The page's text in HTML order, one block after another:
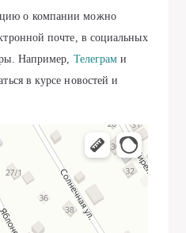
о компании можно
почте, в социальных
Например, Телеграм и
в курсе новостей и